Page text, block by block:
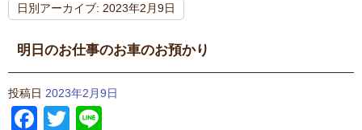
日別アーカイブ: 2023年2月9日
明日のお仕事のお車のお預かり
投稿日 2023年2月9日
Facebook
Twitter